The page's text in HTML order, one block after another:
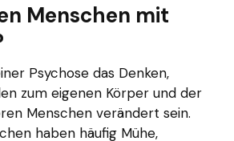
Menschen mit
Psychose das Denken,
zum eigenen Körper und der
Menschen verändert sein.
haben häufig Mühe,